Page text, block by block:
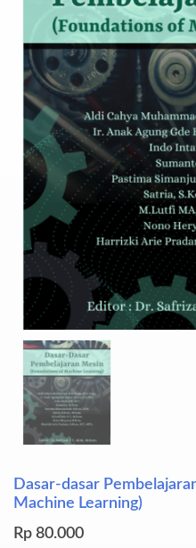
Dasar-dasar
Machine Learning)
Rp 80.000